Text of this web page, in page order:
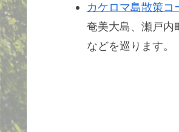
カケロマ島散策コ
奄美大島、瀬戸内
などを巡ります。